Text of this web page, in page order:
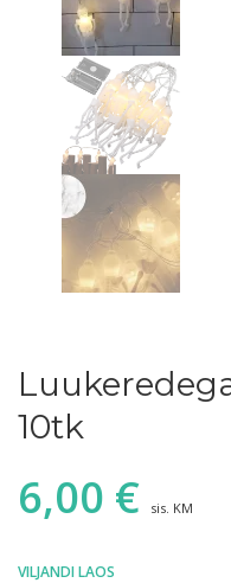
10tk
6,00 € sis. KM
VILJANDI LAOS